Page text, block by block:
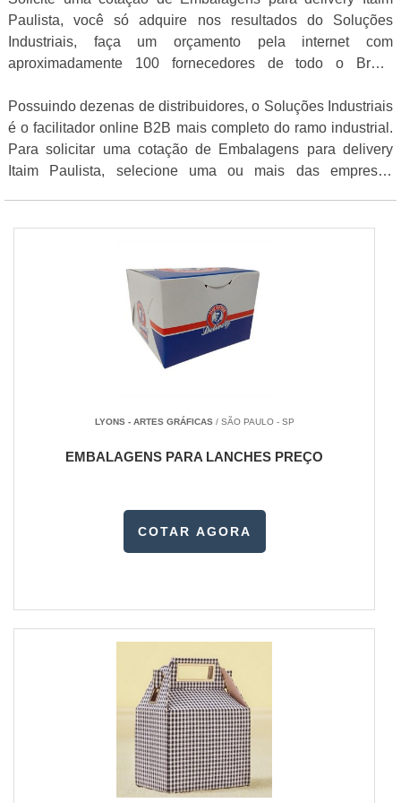
Paulista, você só adquire nos resultados do Soluções
Industriais, faça um orçamento pela internet com
aproximadamente 100 fornecedores de todo o Brasil
Possuindo dezenas de distribuidores, o Soluções Industriais
é o facilitador online B2B mais completo do ramo industrial.
Para solicitar uma cotação de Embalagens para delivery
Itaim Paulista, selecione uma ou mais das empresas
LYONS - ARTES GRÁFICAS/ SÃO PAULO - SP
EMBALAGENS PARA LANCHES PREÇO
COTAR AGORA